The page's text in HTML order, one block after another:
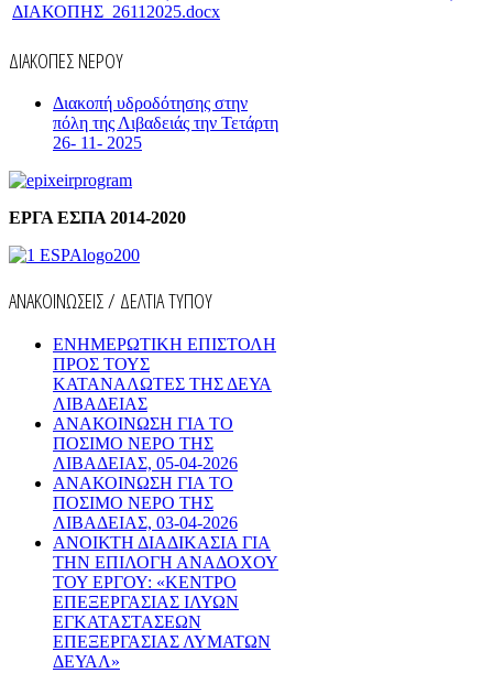
ΔΙΑΚΟΠΗΣ_26112025.docx
ΔΙΑΚΟΠΕΣ ΝΕΡΟΥ
Διακοπή υδροδότησης στην
πόλη της Λιβαδειάς την Τετάρτη
26- 11- 2025
ΕΡΓΑ ΕΣΠΑ 2014-2020
ΑΝΑΚΟΙΝΩΣΕΙΣ / ΔΕΛΤΙΑ ΤΥΠΟΥ
ΕΝΗΜΕΡΩΤΙΚΗ ΕΠΙΣΤΟΛΗ
ΠΡΟΣ ΤΟΥΣ
ΚΑΤΑΝΑΛΩΤΕΣ ΤΗΣ ΔΕΥΑ
ΛΙΒΑΔΕΙΑΣ
ΑΝΑΚΟΙΝΩΣΗ ΓΙΑ ΤΟ
ΠΟΣΙΜΟ ΝΕΡΟ ΤΗΣ
ΛΙΒΑΔΕΙΑΣ, 05-04-2026
ΑΝΑΚΟΙΝΩΣΗ ΓΙΑ ΤΟ
ΠΟΣΙΜΟ ΝΕΡΟ ΤΗΣ
ΛΙΒΑΔΕΙΑΣ, 03-04-2026
AΝΟΙΚΤΗ ΔΙΑΔΙΚΑΣΙΑ ΓΙΑ
ΤΗΝ ΕΠΙΛΟΓΗ ΑΝΑΔΟΧΟΥ
ΤΟΥ ΕΡΓΟΥ: «ΚΕΝΤΡΟ
ΕΠΕΞΕΡΓΑΣΙΑΣ ΙΛΥΩΝ
ΕΓΚΑΤΑΣΤΑΣΕΩΝ
ΕΠΕΞΕΡΓΑΣΙΑΣ ΛΥΜΑΤΩΝ
ΔΕΥΑΛ»